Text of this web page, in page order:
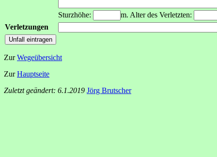
Sturzhöhe:
m. Alter des Verletzten:
Verletzungen
ZurWegeübersicht
ZurHauptseite
Zuletzt geändert: 6.1.2019 Jörg Brutscher